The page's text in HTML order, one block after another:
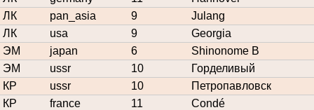
ЛК
pan_asia 9
Julang
ЛК
usa 9
Georgia
ЭМ
japan 6
Shinonome B
ЭМ
ussr 10
Горделивый
КР
ussr 10
Петропавловск
КР
france 11
Condé